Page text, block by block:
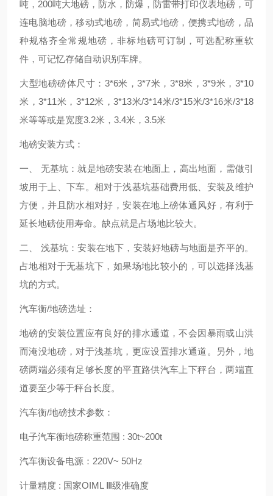
吨，200吨大地磅，防水，防爆，防雷带打印仪表地磅，可
连电脑地磅，移动式地磅，简易式地磅，便携式地磅，品
种规格齐全常规地磅，非标地磅可订制，可选配称重软
件，可记忆存储自动识别车牌。
大型地磅磅体尺寸：3*6米，3*7米，3*8米，3*9米，3*10
米，3*11米，3*12米，3*13米/3*14米/3*15米/3*16米/3*18
米等等或是宽度3.2米，3.4米，3.5米
地磅安装方式：
一、 无基坑：就是地磅安装在地面上，高出地面，需做引
坡用于上、下车。相对于浅基坑基础费用低、安装及维护
方便，并且防水相对好，安装在地上磅体通风好，有利于
延长地磅使用寿命。缺点就是占场地比较大。
二、 浅基坑：安装在地下，安装好地磅与地面是齐平的。
占地相对于无基坑下，如果场地比较小的，可以选择浅基
坑的方式。
汽车衡/地磅选址：
地磅的安装位置应有良好的排水通道，不会因暴雨或山洪
而淹没地磅，对于浅基坑，更应设置排水通道。另外，地
磅两端必须有足够长度的平直路供汽车上下秤台，两端直
道要至少等于秤台长度。
汽车衡/地磅技术参数：
电子汽车衡地磅称重范围 : 30t~200t
汽车衡设备电源：220V~ 50Hz
计量精度 : 国家OIML Ⅲ级准确度